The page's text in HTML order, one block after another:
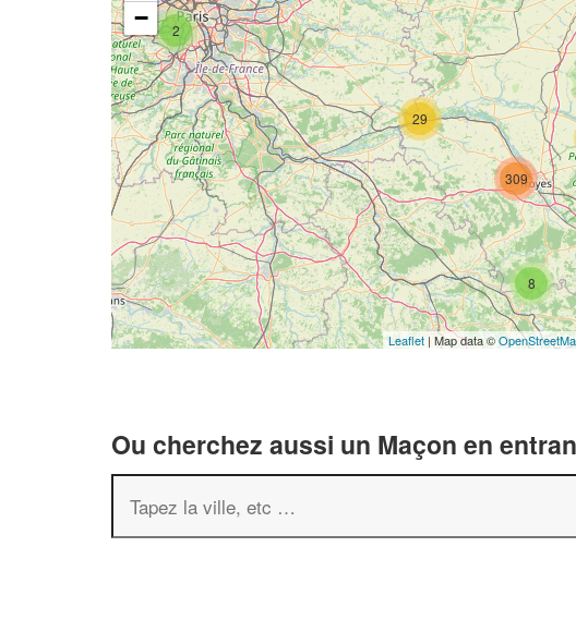
2
8
29
309
−
Leaflet| Map data ©
Ou cherchez aussi un Maçon en